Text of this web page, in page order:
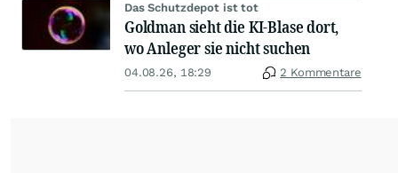
Das Schutzdepot ist tot
Goldman sieht die KI-Blase dort,
wo Anleger sie nicht suchen
04.08.26, 18:29 2 Kommentare